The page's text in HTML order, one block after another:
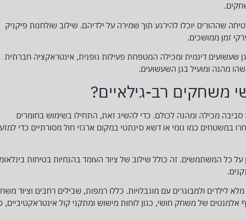
שההורים יוכלו להירגע תוך שמירה על ילדיהם. שילוב שולחנות פיקניק
זמן ממושכים.
שעשועים דינמית ומכילה המטפחת פעילות גופנית, אינטראקציה חברתית
מהנה ומועיל בגן השעשועים.
משחקים רב-גילאיים?
מכילה ומהנה לכולם. כדי להשיג זאת, התחילו בשימוש בחומרים
במשטחים כמו גומי או דשא סינתטי במקום ארגזי חול מסורתיים כדי
כל המשתמשים. זה כולל שילוב של ציוד העומד בהנחיות בטיחות
ולמבוגרים עם מוגבלויות. כללו רמפות, שבילים רחבים וציוד
של משחק חושי, כגון לוחות מישוש ומתקני קול אינטראקטיביים,